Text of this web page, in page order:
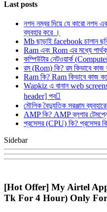
Last posts
নগদ নম্বর দিয়ে যে কারো নগদ
ব্যবহার করে ।
Mb ছাড়াই facebook চালান
Ram এবং Rom এর মধ্যে
কম্পিউটার নেটওয়ার্ক
রম (Rom) কি? রম কিভাবে কাজ
Ram কি? Ram কিভাবে কাজ
Wapkiz এ বানান web
header] পব
মৌলিক বৈদ্যুতিক সরঞ্জাম ব্যবহারের
AMP কি? AMP ব্লগার
প্রসেসর (CPU) কি? প্রসেসর
Sidebar
[Hot Offer] My Airtel App
Tk For 4 Hour) Only